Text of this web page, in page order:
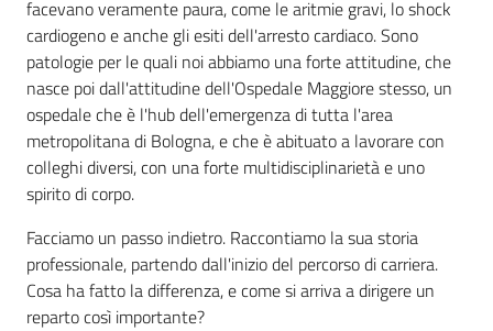
facevano veramente paura, come le aritmie gravi, lo shock
cardiogeno e anche gli esiti dell'arresto cardiaco. Sono
patologie per le quali noi abbiamo una forte attitudine, che
nasce poi dall'attitudine dell'Ospedale Maggiore stesso, un
ospedale che è l'hub dell'emergenza di tutta l'area
metropolitana di Bologna, e che è abituato a lavorare con
colleghi diversi, con una forte multidisciplinarietà e uno
spirito di corpo.
Facciamo un passo indietro. Raccontiamo la sua storia
professionale, partendo dall'inizio del percorso di carriera.
Cosa ha fatto la differenza, e come si arriva a dirigere un
reparto così importante?